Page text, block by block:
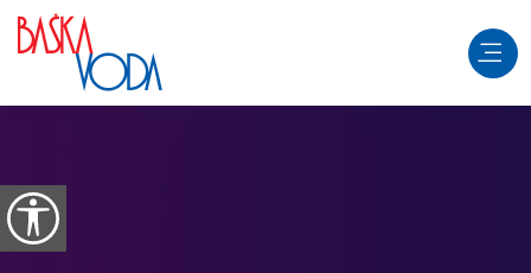
Zum Inhalt springen
Barrierefreiheitsoptionen öffnen